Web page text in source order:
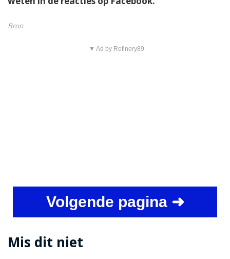
Bron
▼ Ad by Refinery89
Volgende pagina ➜
Mis dit niet